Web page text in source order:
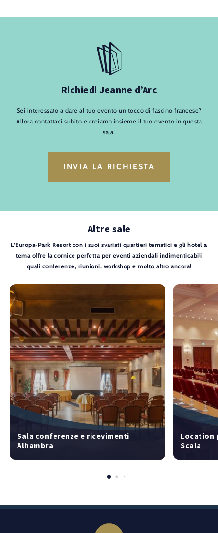
Richiedi Jeanne d’Arc
Sei interessato a dare al tuo evento un tocco di fascino francese?
Allora contattaci subito e creiamo insieme il tuo evento in questa
sala.
INVIA LA RICHIESTA
Altre sale
L’Europa-Park Resort con i suoi svariati quartieri tematici e gli hotel a
tema offre la cornice perfetta per eventi aziendali indimenticabili
quali conferenze, riunioni, workshop e molto altro ancora!
Sala conferenze e ricevimenti
Alhambra
Location
Scala